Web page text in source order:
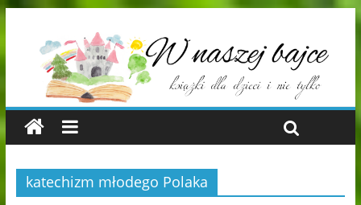
katechizm młodego Polaka